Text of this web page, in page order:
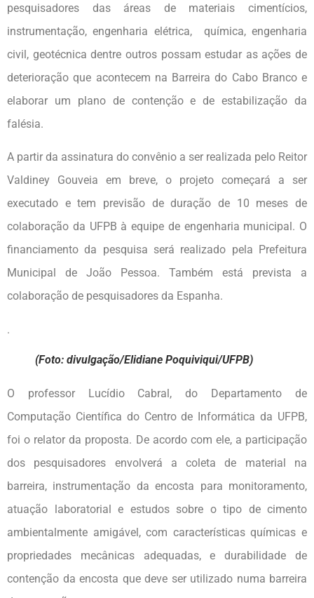
pesquisadores das áreas de materiais cimentícios,
instrumentação, engenharia elétrica, química, engenharia
civil, geotécnica dentre outros possam estudar as ações de
deterioração que acontecem na Barreira do Cabo Branco e
elaborar um plano de contenção e de estabilização da
falésia.
A partir da assinatura do convênio a ser realizada pelo Reitor
Valdiney Gouveia em breve, o projeto começará a ser
executado e tem previsão de duração de 10 meses de
colaboração da UFPB à equipe de engenharia municipal. O
financiamento da pesquisa será realizado pela Prefeitura
Municipal de João Pessoa. Também está prevista a
colaboração de pesquisadores da Espanha.
.
(Foto: divulgação/Elidiane Poquiviqui/UFPB)
O professor Lucídio Cabral, do Departamento de
Computação Científica do Centro de Informática da UFPB,
foi o relator da proposta. De acordo com ele, a participação
dos pesquisadores envolverá a coleta de material na
barreira, instrumentação da encosta para monitoramento,
atuação laboratorial e estudos sobre o tipo de cimento
ambientalmente amigável, com características químicas e
propriedades mecânicas adequadas, e durabilidade de
contenção da encosta que deve ser utilizado numa barreira